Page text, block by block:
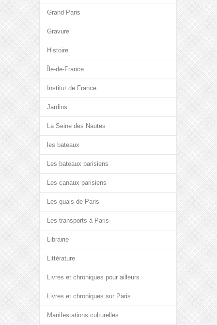
Grand Paris
Gravure
Histoire
Île-de-France
Institut de France
Jardins
La Seine des Nautes
les bateaux
Les bateaux parisiens
Les canaux parisiens
Les quais de Paris
Les transports à Paris
Librairie
Littérature
Livres et chroniques pour ailleurs
Livres et chroniques sur Paris
Manifestations culturelles